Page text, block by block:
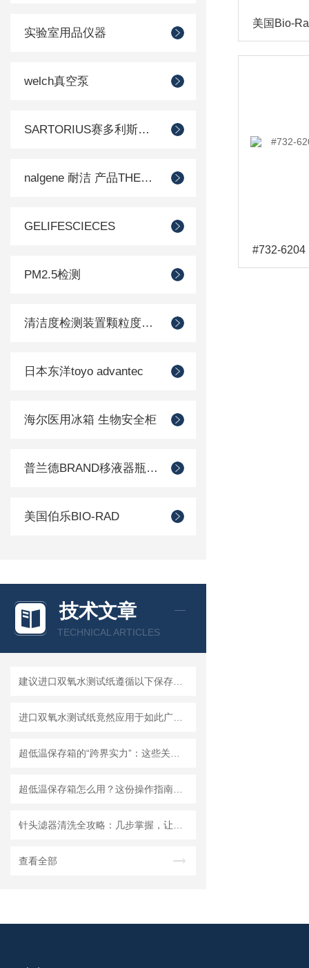
实验室用品仪器
welch真空泵
SARTORIUS赛多利斯德国
nalgene 耐洁 产品THERMO 赛默飞
GELIFESCIECES
PM2.5检测
清洁度检测装置颗粒度检测
日本东洋toyo advantec
海尔医用冰箱 生物安全柜
普兰德BRAND移液器瓶口分配器
美国伯乐BIO-RAD
技术文章
TECHNICAL ARTICLES
查看全部